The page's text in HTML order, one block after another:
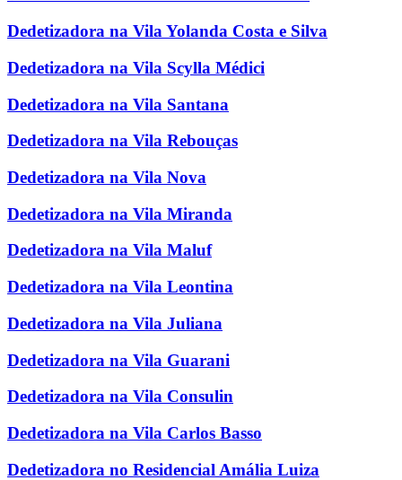
Dedetizadora na Vila Yolanda Costa e Silva
Dedetizadora na Vila Scylla Médici
Dedetizadora na Vila Santana
Dedetizadora na Vila Rebouças
Dedetizadora na Vila Nova
Dedetizadora na Vila Miranda
Dedetizadora na Vila Maluf
Dedetizadora na Vila Leontina
Dedetizadora na Vila Juliana
Dedetizadora na Vila Guarani
Dedetizadora na Vila Consulin
Dedetizadora na Vila Carlos Basso
Dedetizadora no Residencial Amália Luiza